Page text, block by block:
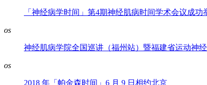
「神经病学时间」第4期神经肌病时间学术会议成功
os
神经肌病学院全国巡讲（福州站）暨福建省运动神
os
2018 年「帕金森时间」6 月 9 日相约北京